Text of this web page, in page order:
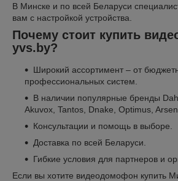
В Минске и по всей Беларуси
вам с настройкой устройства.
Почему стоит купить
yvs.by?
Широкий ассортимент – от
профессиональных систем.
В наличии популярные бренды
Akuvox, Tantos, Dnake, Optimus,
Консультации и помощь в выборе.
Доставка по всей Беларуси.
Гибкие условия для партнеров и
Если вы хотите видеодомофон купить